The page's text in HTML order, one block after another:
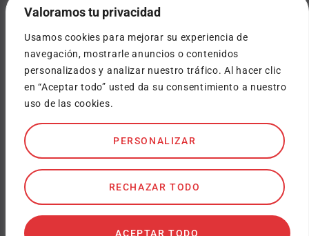
Valoramos tu privacidad
Usamos cookies para mejorar su experiencia de
navegación, mostrarle anuncios o contenidos
personalizados y analizar nuestro tráfico. Al hacer clic
en “Aceptar todo” usted da su consentimiento a nuestro
uso de las cookies.
PERSONALIZAR
RECHAZAR TODO
ACEPTAR TODO
¿Tienes
dudas?
de
Cookies
Diseñado